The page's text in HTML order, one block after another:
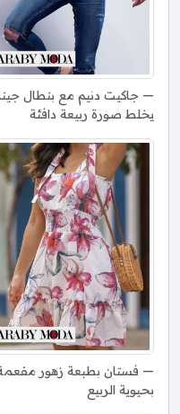
جاكيت دنيم مع بنطال
يخلط صورة ربيعة دافئة
فستان بطبعة زهور
بحيوية الربيع